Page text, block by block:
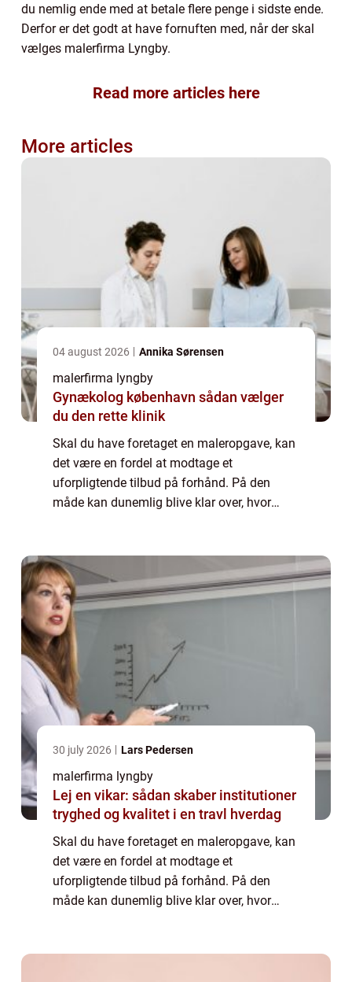
du nemlig ende med at betale flere penge i sidste ende.
Derfor er det godt at have fornuften med, når der skal
vælges malerfirma Lyngby.
Read more articles here
More articles
04 august 2026 Annika Sørensen
malerfirma lyngby
Gynækolog københavn sådan vælger
du den rette klinik
Skal du have foretaget en maleropgave, kan
det være en fordel at modtage et
uforpligtende tilbud på forhånd. På den
måde kan dunemlig blive klar over, hvor
30 july 2026 Lars Pedersen
malerfirma lyngby
Lej en vikar: sådan skaber institutioner
tryghed og kvalitet i en travl hverdag
Skal du have foretaget en maleropgave, kan
det være en fordel at modtage et
uforpligtende tilbud på forhånd. På den
måde kan dunemlig blive klar over, hvor